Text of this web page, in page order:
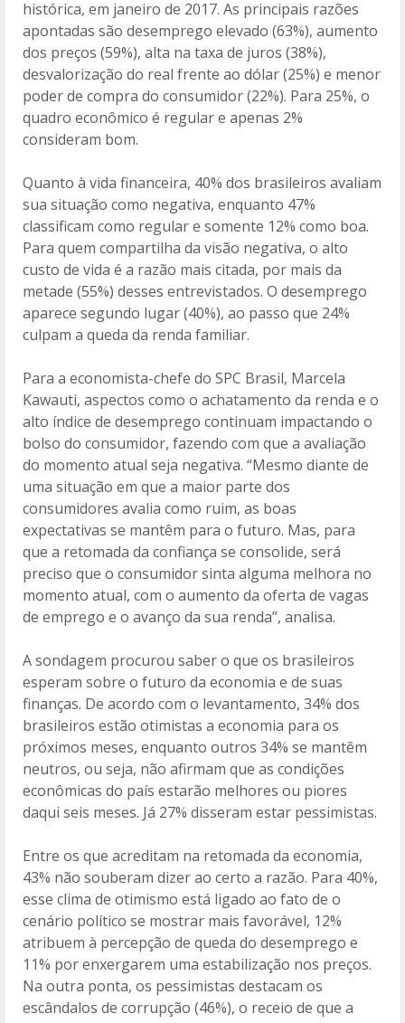
histórica, em janeiro de 2017. As principais razões
apontadas são desemprego elevado (63%), aumento
dos preços (59%), alta na taxa de juros (38%),
desvalorização do real frente ao dólar (25%) e menor
poder de compra do consumidor (22%). Para 25%, o
quadro econômico é regular e apenas 2%
consideram bom.
Quanto à vida financeira, 40% dos brasileiros avaliam
sua situação como negativa, enquanto 47%
classificam como regular e somente 12% como boa.
Para quem compartilha da visão negativa, o alto
custo de vida é a razão mais citada, por mais da
metade (55%) desses entrevistados. O desemprego
aparece segundo lugar (40%), ao passo que 24%
culpam a queda da renda familiar.
Para a economista-chefe do SPC Brasil, Marcela
Kawauti, aspectos como o achatamento da renda e o
alto índice de desemprego continuam impactando o
bolso do consumidor, fazendo com que a avaliação
do momento atual seja negativa. “Mesmo diante de
uma situação em que a maior parte dos
consumidores avalia como ruim, as boas
expectativas se mantêm para o futuro. Mas, para
que a retomada da confiança se consolide, será
preciso que o consumidor sinta alguma melhora no
momento atual, com o aumento da oferta de vagas
de emprego e o avanço da sua renda”, analisa.
A sondagem procurou saber o que os brasileiros
esperam sobre o futuro da economia e de suas
finanças. De acordo com o levantamento, 34% dos
brasileiros estão otimistas a economia para os
próximos meses, enquanto outros 34% se mantêm
neutros, ou seja, não afirmam que as condições
econômicas do país estarão melhores ou piores
daqui seis meses. Já 27% disseram estar pessimistas.
Entre os que acreditam na retomada da economia,
43% não souberam dizer ao certo a razão. Para 40%,
esse clima de otimismo está ligado ao fato de o
cenário político se mostrar mais favorável, 12%
atribuem à percepção de queda do desemprego e
11% por enxergarem uma estabilização nos preços.
Na outra ponta, os pessimistas destacam os
escândalos de corrupção (46%), o receio de que a